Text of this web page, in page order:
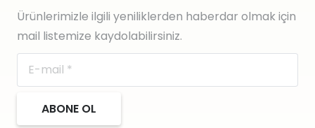
Ürünlerimizle ilgili yeniliklerden haberdar olmak için
mail listemize kaydolabilirsiniz.
ABONE OL